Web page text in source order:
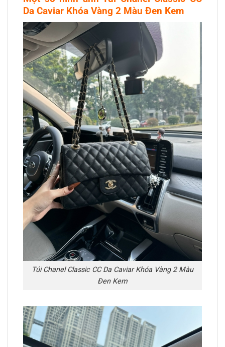
Da Caviar Khóa Vàng 2 Màu Đen Kem
Túi Chanel Classic CC Da Caviar Khóa Vàng 2 Màu
Đen Kem